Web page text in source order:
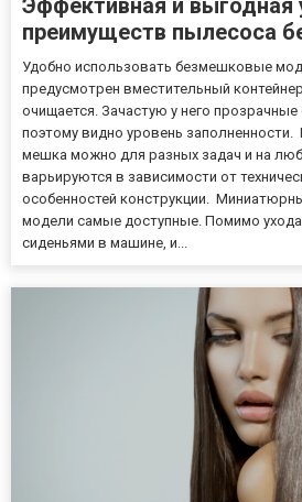
преимуществ пылесоса
Удобно использовать безмешковые
предусмотрен вместительный
очищается. Зачастую у него прозрачные
поэтому видно уровень
мешка можно для разных задач и на
варьируются в зависимости от
особенностей конструкции.
модели самые доступные. Помимо
сиденьями в машине, и...